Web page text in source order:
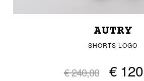
AUTRY
SHORTS LOGO
€ 240,00 €